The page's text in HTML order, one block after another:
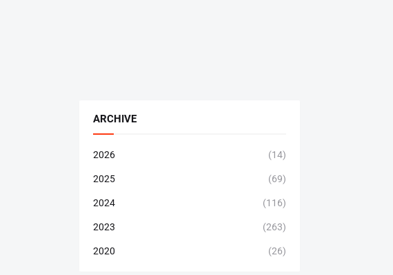
ARCHIVE
2026 (14)
2025 (69)
2024 (116)
2023 (263)
2020 (26)